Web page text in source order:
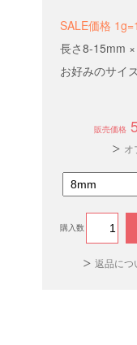
SALE価格
長さ8-15mm
お好みのサイ
販売価格
オ
購入数
返品につ